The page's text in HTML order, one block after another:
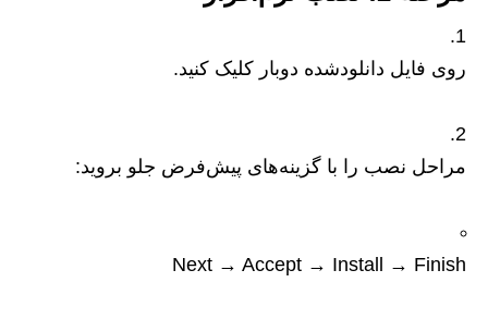
روی فایل دانلودشده دوبار کلیک کنید.
مراحل نصب را با گزینه‌های پیش‌فرض جلو بروید:
Next → Accept → Install → Finish